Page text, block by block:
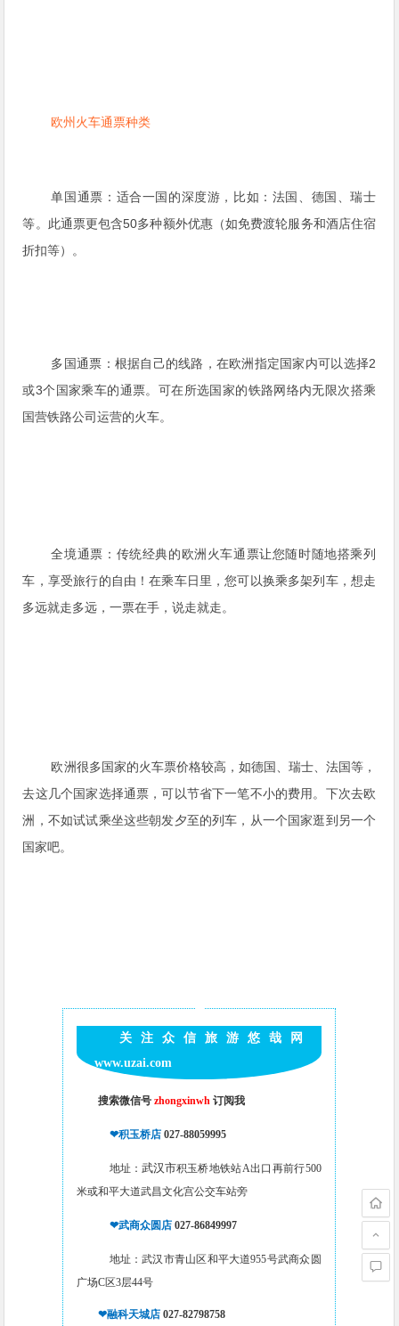
欧州火车通票种类
单国通票：适合一国的深度游，比如：法国、德国、瑞士
等。此通票更包含50多种额外优惠（如免费渡轮服务和酒店住宿
折扣等）。
多国通票： 根据自己的线路，在欧洲指定国家内可以选择2
或3个国家乘车的通票。可在所选国家的铁路网络内无限次搭乘
国营铁路公司运营的火车。
全境通票：传统经典的欧洲火车通票让您随时随地搭乘列
车，享受旅行的自由！在乘车日里，您可以换乘多架列车，想走
多远就走多远，一票在手，说走就走。
欧洲很多国家的火车票价格较高，如德国、瑞士、法国等，
去这几个国家选择通票，可以节省下一笔不小的费用。下次去欧
洲，不如试试乘坐这些朝发夕至的列车，从一个国家逛到另一个
国家吧。
关注众信旅游悠哉网
www.uzai.com
搜索微信号zhongxinwh订阅我
❤积玉桥店 027-88059995
地址： 武汉市积玉桥地铁站A出口再前行500
米或和平大道武昌文化宫公交车站旁
❤武商众圆店027-86849997
地址：武汉市青山区和平大道955号武商众圆
广场C区3层44号
❤融科天城店 027-82798758